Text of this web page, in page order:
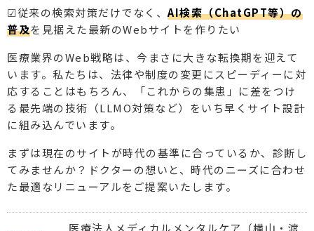
☑従来の検索対策だけでなく、 AI検索（ChatGPT等）の
普及を見据えた最新のWebサイトを作りたい
医療業界のWeb戦略は、今まさに大きな転換期を迎えて
います。私たちは、法律や制度の変更にスピーディーに対
応することはもちろん、「これからの集患」に差をつけ
る最先端の技術（LLMO対策など）をいち早くサイト設計
に組み込んでいます。
まずは現在のサイトが時代の基準に合っているか、診断し
てみませんか？ドクターの想いと、時代のニーズに合わせ
た最適なリニューアルをご提案いたします。
医療法人メディカルメンタルケア（横山・渡